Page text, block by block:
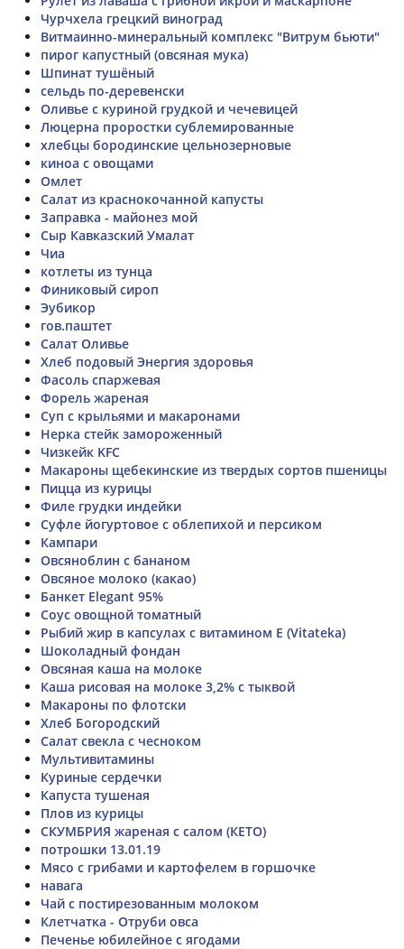
Чурчхела грецкий виноград
Витмаинно-минеральный комплекс "Витрум бьюти"
пирог капустный (овсяная мука)
Шпинат тушёный
сельдь по-деревенски
Оливье с куриной грудкой и чечевицей
Люцерна проростки сублемированные
хлебцы бородинские цельнозерновые
киноа с овощами
Омлет
Салат из краснокочанной капусты
Заправка - майонез мой
Сыр Кавказский Умалат
Чиа
котлеты из тунца
Финиковый сироп
Эубикор
гов.паштет
Салат Оливье
Хлеб подовый Энергия здоровья
Фасоль спаржевая
Форель жареная
Суп с крыльями и макаронами
Нерка стейк замороженный
Чизкейк KFC
Макароны щебекинские из твердых сортов пшеницы
Пицца из курицы
Филе грудки индейки
Суфле йогуртовое с облепихой и персиком
Кампари
Овсяноблин с бананом
Овсяное молоко (какао)
Банкет Elegant 95%
Соус овощной томатный
Рыбий жир в капсулах с витамином Е (Vitateka)
Шоколадный фондан
Овсяная каша на молоке
Каша рисовая на молоке 3,2% с тыквой
Макароны по флотски
Хлеб Богородский
Салат свекла с чесноком
Мультивитамины
Куриные сердечки
Капуста тушеная
Плов из курицы
СКУМБРИЯ жареная с салом (КЕТО)
потрошки 13.01.19
Мясо с грибами и картофелем в горшочке
навага
Чай с постирезованным молоком
Клетчатка - Отруби овса
Печенье юбилейное с ягодами